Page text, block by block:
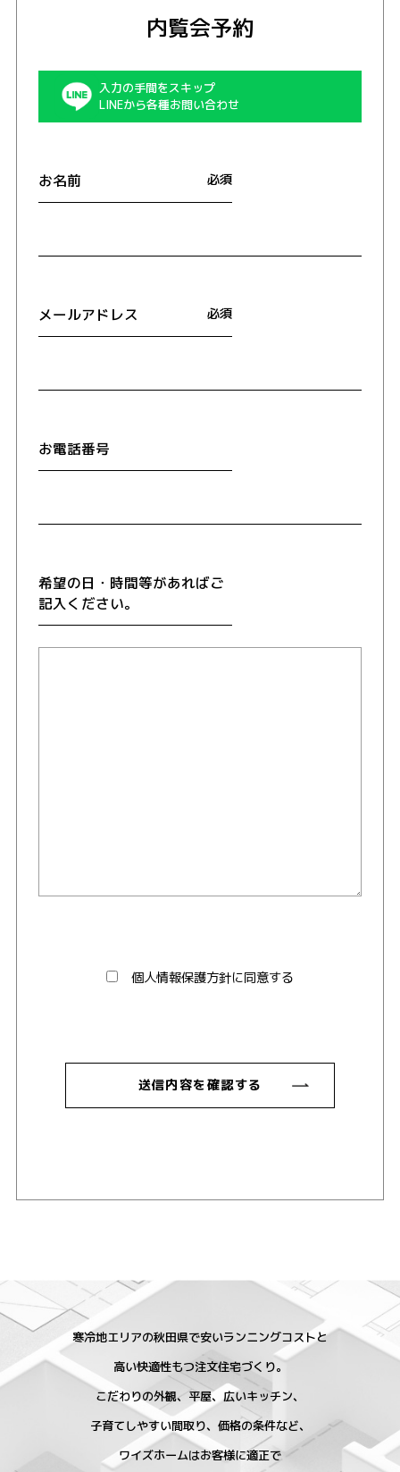
内覧会予約
入力の手間をスキップ
LINEから各種お問い合わせ
お名前 必須
メールアドレス 必須
お電話番号
希望の日・時間等があればご
記入ください。
個人情報保護方針に同意する
寒冷地エリアの秋田県で安いランニングコストと
高い快適性もつ注文住宅づくり。
こだわりの外観、平屋、広いキッチン、
子育てしやすい間取り、価格の条件など、
ワイズホームはお客様に適正で